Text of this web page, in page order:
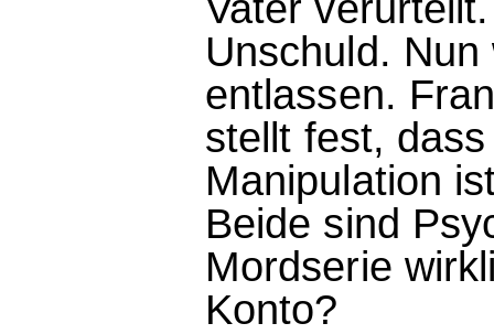
Unschuld.
entlassen.
stellt fest,
Manipulation
Beide sind
Mordserie
Konto?